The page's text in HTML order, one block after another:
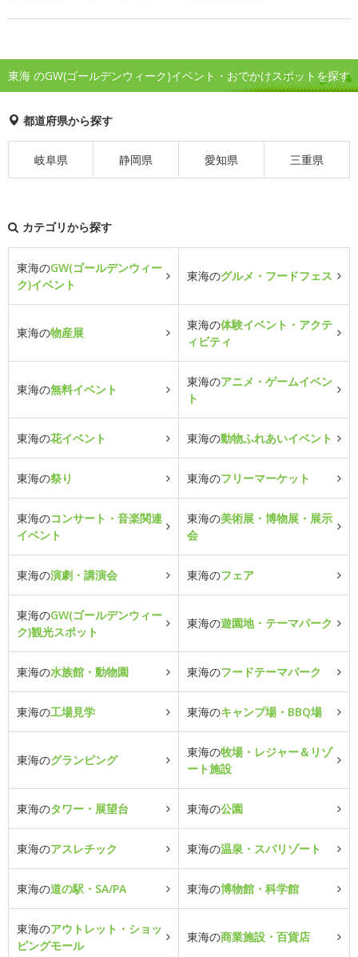
東海 のGW(ゴールデンウィーク)イベント・おでかけスポットを探す
都道府県から探す
岐阜県 静岡県 愛知県 三重県
カテゴリから探す
東海のGW(ゴールデンウィー
ク)イベント
東海のグルメ・フードフェス
東海の物産展
東海の体験イベント・アクテ
ィビティ
東海の無料イベント
東海のアニメ・ゲームイベン
ト
東海の花イベント 東海の動物ふれあいイベント
東海の祭り 東海のフリーマーケット
東海のコンサート・音楽関連
イベント
東海の美術展・博物展・展示
会
東海の演劇・講演会 東海のフェア
東海のGW(ゴールデンウィー
ク)観光スポット
東海の遊園地・テーマパーク
東海の水族館・動物園 東海のフードテーマパーク
東海の工場見学 東海のキャンプ場・BBQ場
東海のグランピング
東海の牧場・レジャー＆リゾ
ート施設
東海のタワー・展望台 東海の公園
東海のアスレチック 東海の温泉・スパリゾート
東海の道の駅・SA/PA 東海の博物館・科学館
東海のアウトレット・ショッ
ピングモール
東海の商業施設・百貨店